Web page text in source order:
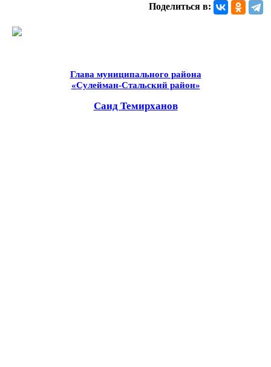
Поделиться в:
Глава муниципального района
«Сулейман-Стальский район»
Саид Темирханов